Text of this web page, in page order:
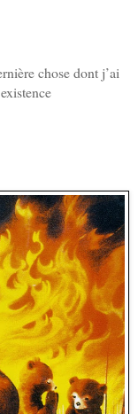
chose dont j’ai